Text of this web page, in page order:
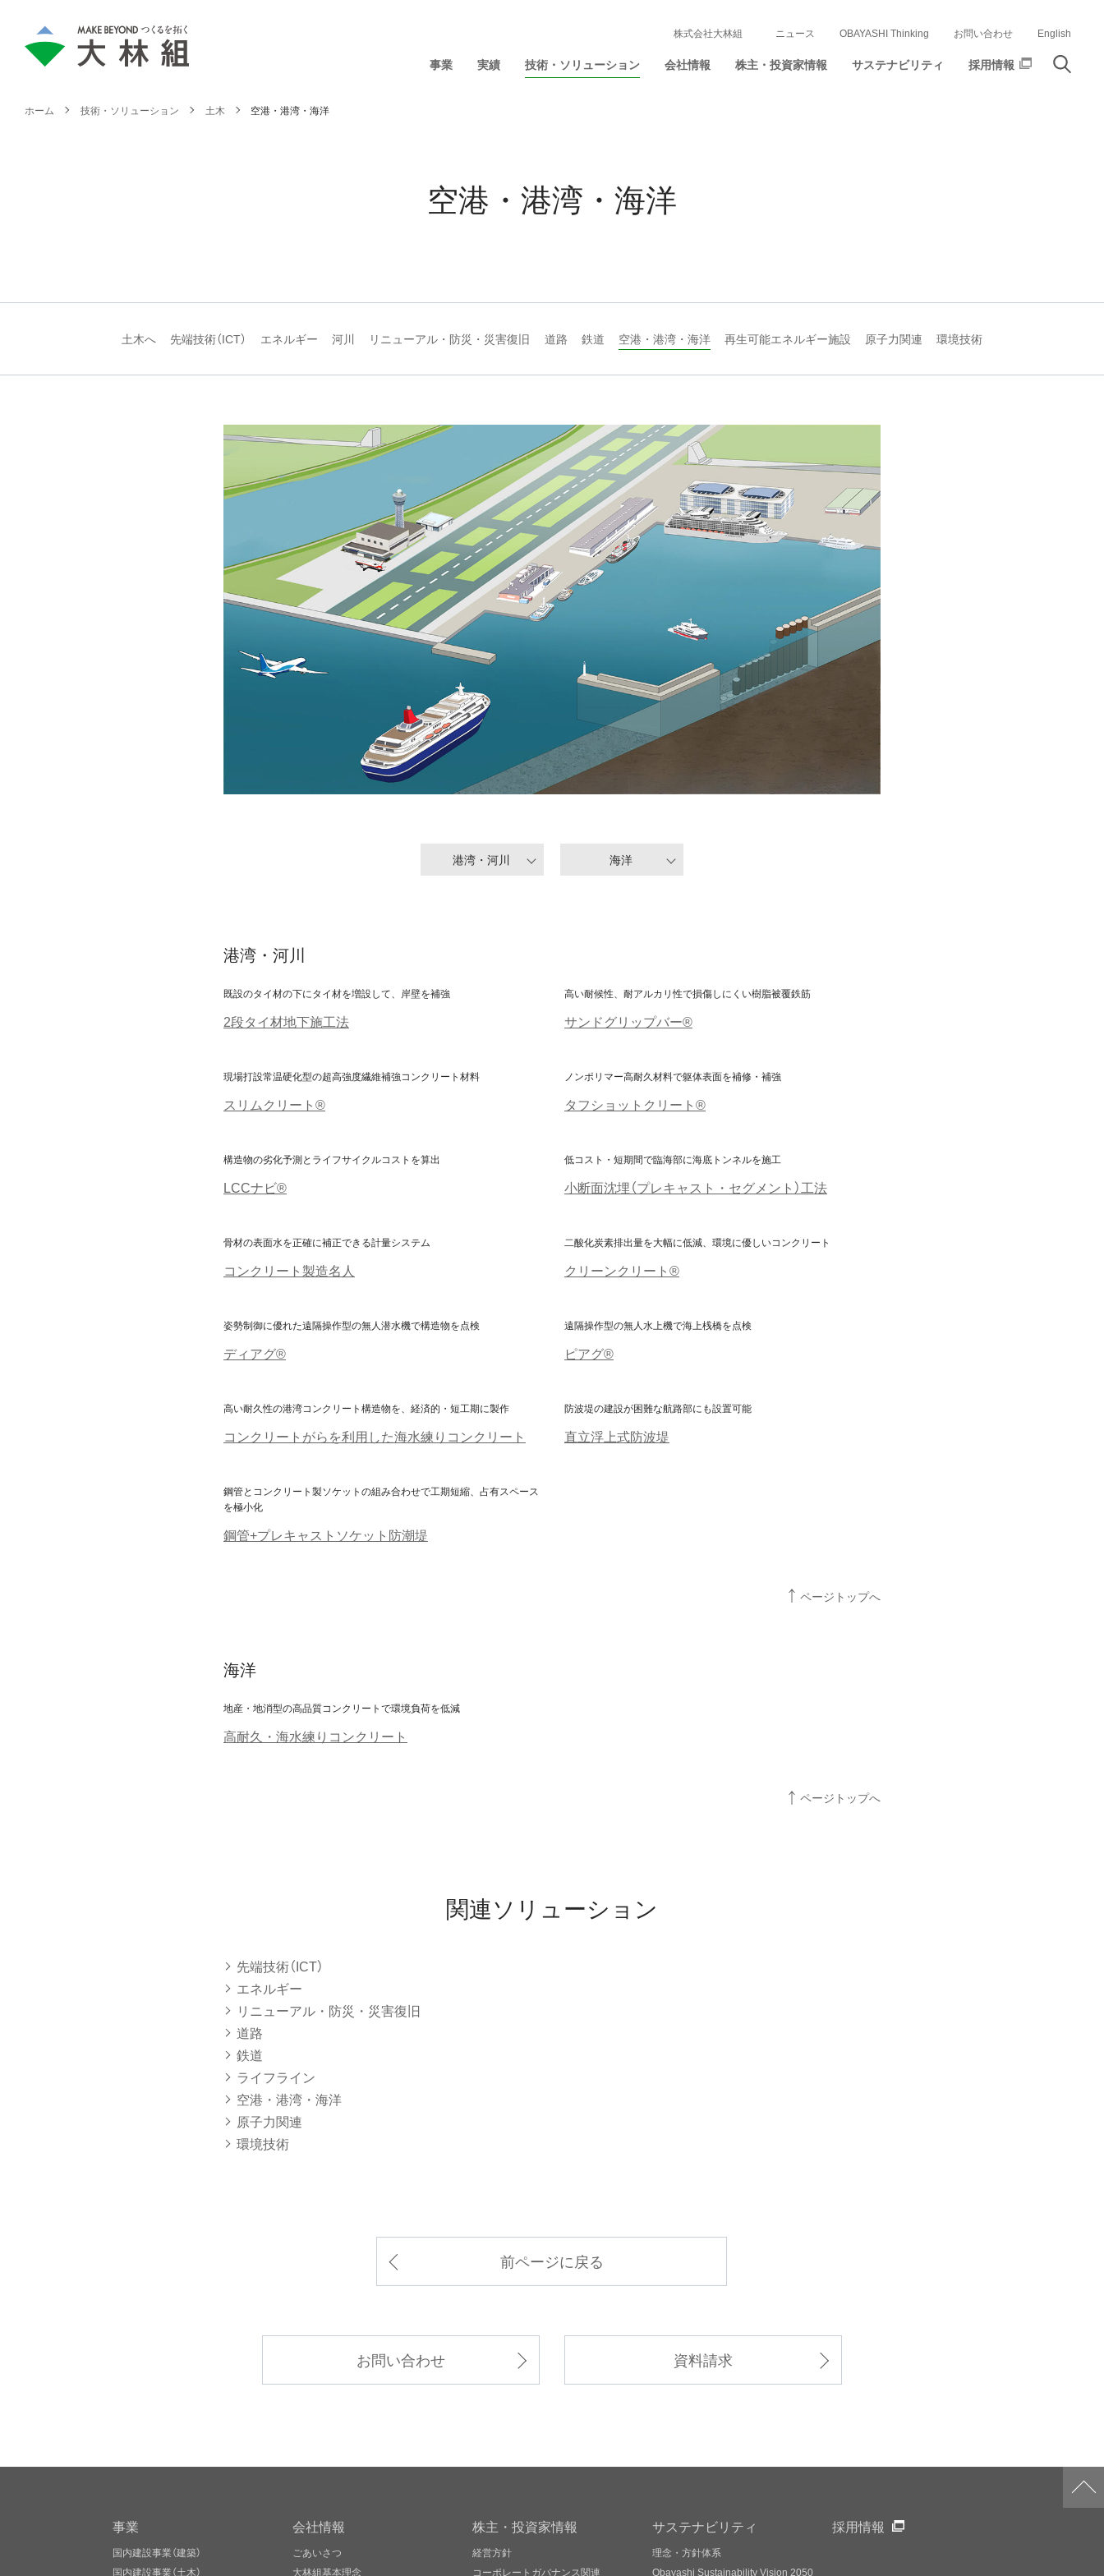
事業 実績 技術・ソリューション 会社情報 株主・投資家情報 サステナビリティ 採用情報
株式会社大林組 ニュース OBAYASHI Thinking お問い合わせ English
ホーム 技術・ソリューション 土木 空港・港湾・海洋
空港・港湾・海洋
土木へ 先端技術（ICT） エネルギー 河川 リニューアル・防災・災害復旧 道路 鉄道 空港・港湾・海洋 再生可能エネルギー施設 原子力関連 環境技術
港湾・河川 海洋
港湾・河川
既設のタイ材の下にタイ材を増設して、岸壁を補強
2段タイ材地下施工法
高い耐候性、耐アルカリ性で損傷しにくい樹脂被覆鉄筋
サンドグリップバー®
現場打設常温硬化型の超高強度繊維補強コンクリート材料
スリムクリート®
ノンポリマー高耐久材料で躯体表面を補修・補強
タフショットクリート®
構造物の劣化予測とライフサイクルコストを算出
LCCナビ®
低コスト・短期間で臨海部に海底トンネルを施工
小断面沈埋（プレキャスト・セグメント）工法
骨材の表面水を正確に補正できる計量システム
コンクリート製造名人
二酸化炭素排出量を大幅に低減、環境に優しいコンクリート
クリーンクリート®
姿勢制御に優れた遠隔操作型の無人潜水機で構造物を点検
ディアグ®
遠隔操作型の無人水上機で海上桟橋を点検
ピアグ®
高い耐久性の港湾コンクリート構造物を、経済的・短工期に製作
コンクリートがらを利用した海水練りコンクリート
防波堤の建設が困難な航路部にも設置可能
直立浮上式防波堤
鋼管とコンクリート製ソケットの組み合わせで工期短縮、占有スペース
を極小化
鋼管+プレキャストソケット防潮堤
ページトップへ
海洋
地産・地消型の高品質コンクリートで環境負荷を低減
高耐久・海水練りコンクリート
ページトップへ
関連ソリューション
先端技術（ICT）
エネルギー
リニューアル・防災・災害復旧
道路
鉄道
ライフライン
空港・港湾・海洋
原子力関連
環境技術
前ページに戻る
お問い合わせ 資料請求
事業
国内建設事業（建築）
国内建設事業（土木）
会社情報
ごあいさつ
大林組基本理念
株主・投資家情報
経営方針
コーポレートガバナンス関連
サステナビリティ
理念・方針体系
Obayashi Sustainability Vision 2050
採用情報